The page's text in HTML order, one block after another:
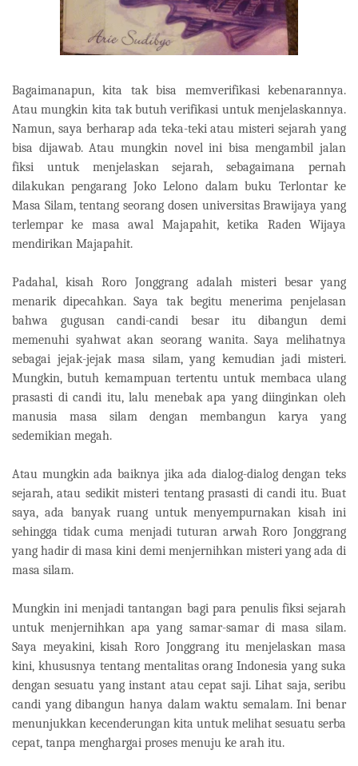
Bagaimanapun, kita tak bisa memverifikasi kebenarannya.
Atau mungkin kita tak butuh verifikasi untuk menjelaskannya.
Namun, saya berharap ada teka-teki atau misteri sejarah yang
bisa dijawab. Atau mungkin novel ini bisa mengambil jalan
fiksi untuk menjelaskan sejarah, sebagaimana pernah
dilakukan pengarang Joko Lelono dalam buku Terlontar ke
Masa Silam, tentang seorang dosen universitas Brawijaya yang
terlempar ke masa awal Majapahit, ketika Raden Wijaya
mendirikan Majapahit.
Padahal, kisah Roro Jonggrang adalah misteri besar yang
menarik dipecahkan. Saya tak begitu menerima penjelasan
bahwa gugusan candi-candi besar itu dibangun demi
memenuhi syahwat akan seorang wanita. Saya melihatnya
sebagai jejak-jejak masa silam, yang kemudian jadi misteri.
Mungkin, butuh kemampuan tertentu untuk membaca ulang
prasasti di candi itu, lalu menebak apa yang diinginkan oleh
manusia masa silam dengan membangun karya yang
sedemikian megah.
Atau mungkin ada baiknya jika ada dialog-dialog dengan teks
sejarah, atau sedikit misteri tentang prasasti di candi itu. Buat
saya, ada banyak ruang untuk menyempurnakan kisah ini
sehingga tidak cuma menjadi tuturan arwah Roro Jonggrang
yang hadir di masa kini demi menjernihkan misteri yang ada di
masa silam.
Mungkin ini menjadi tantangan bagi para penulis fiksi sejarah
untuk menjernihkan apa yang samar-samar di masa silam.
Saya meyakini, kisah Roro Jonggrang itu menjelaskan masa
kini, khususnya tentang mentalitas orang Indonesia yang suka
dengan sesuatu yang instant atau cepat saji. Lihat saja, seribu
candi yang dibangun hanya dalam waktu semalam. Ini benar
menunjukkan kecenderungan kita untuk melihat sesuatu serba
cepat, tanpa menghargai proses menuju ke arah itu.